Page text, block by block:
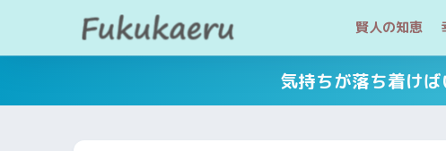
賢人の知恵
気持ちが落ち着け